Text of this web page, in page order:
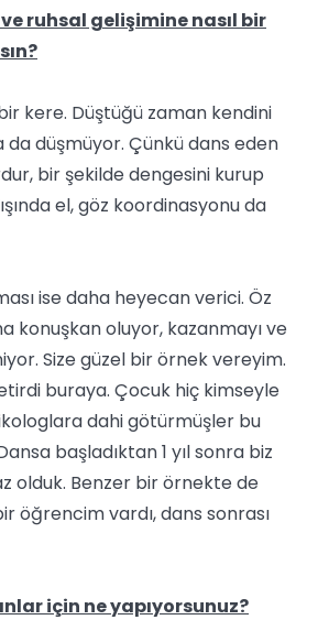
ruhsal gelişimine nasıl bir
kere. Düştüğü zaman kendini
düşmüyor. Çünkü dans eden
bir şekilde dengesini kurup
el, göz koordinasyonu da
ise daha heyecan verici. Öz
konuşkan oluyor, kazanmayı ve
Size güzel bir örnek vereyim.
buraya. Çocuk hiç kimseyle
dahi götürmüşler bu
başladıktan 1 yıl sonra biz
olduk. Benzer bir örnekte de
öğrencim vardı, dans sonrası
için ne yapıyorsunuz?